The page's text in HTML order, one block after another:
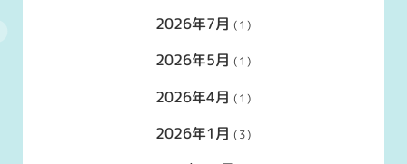
2026年7月 (1)
2026年5月 (1)
2026年4月 (1)
2026年1月 (3)